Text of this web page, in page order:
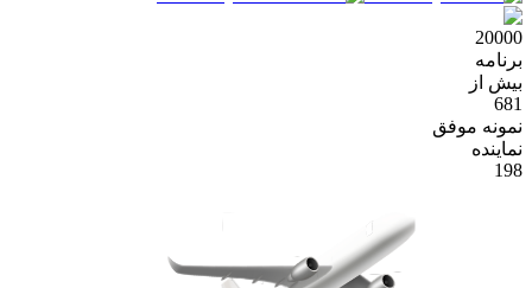
20000
برنامه
بیش از
681
نمونه موفق
نماینده
198